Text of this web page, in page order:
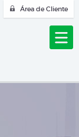
Área de Cliente